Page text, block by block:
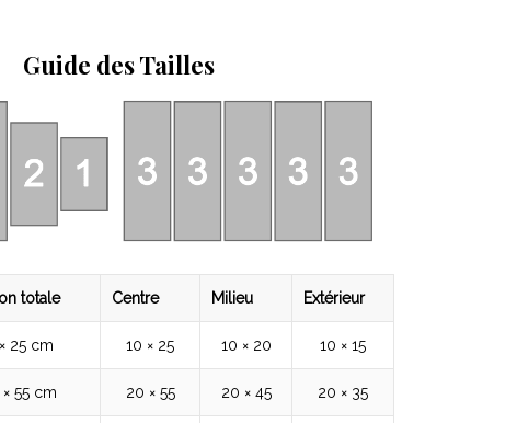
Guide des Tailles
totale Centre Milieu Extérieur
25 cm 10 × 25 10 × 20 10 × 15
55 cm 20 × 55 20 × 45 20 × 35